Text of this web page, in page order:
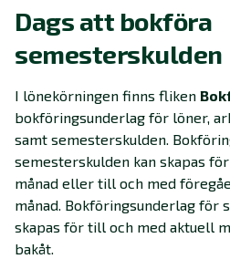
Dags att bokföra
semesterskulden
I lönekörningen finns fliken
bokföringsunderlag för löner,
samt semesterskulden.
semesterskulden kan skapas
månad eller till och med
månad. Bokföringsunderlag för
skapas för till och med aktuell
bakåt.